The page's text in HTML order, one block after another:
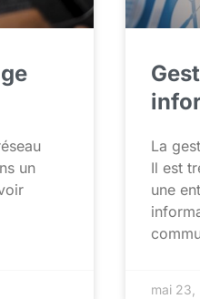
un
La
Il est
une
mai 23,